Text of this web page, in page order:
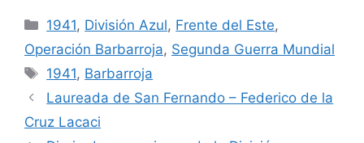
Categorías
1941, División Azul, Frente del Este,
Operación Barbarroja, Segunda Guerra Mundial
Etiquetas
1941, Barbarroja
Laureada de San Fernando – Federico de la
Cruz Lacaci